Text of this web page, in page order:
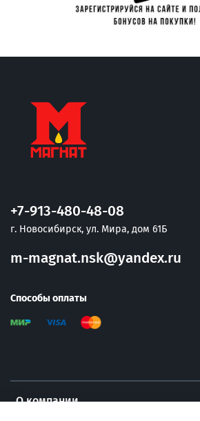
О компании
+7-913-480-48-08
г. Новосибирск, ул. Мира, дом 61Б
m-magnat.nsk@yandex.ru
Способы оплаты